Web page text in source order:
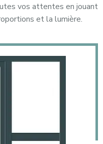
vos attentes en jouant
et la lumière.